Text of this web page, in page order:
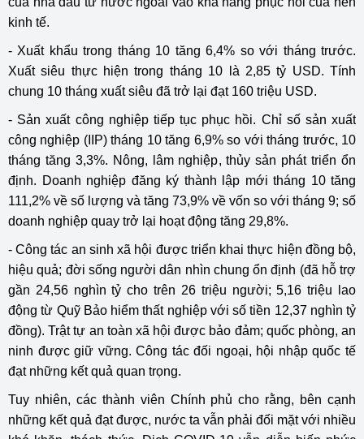
kinh tế.
- Xuất khẩu trong tháng 10 tăng 6,4% so với tháng trước.
Xuất siêu thực hiện trong tháng 10 là 2,85 tỷ USD. Tính
chung 10 tháng xuất siêu đã trở lại đạt 160 triệu USD.
- Sản xuất công nghiệp tiếp tục phục hồi. Chỉ số sản xuất
công nghiệp (IIP) tháng 10 tăng 6,9% so với tháng trước, 10
tháng tăng 3,3%. Nông, lâm nghiệp, thủy sản phát triển ổn
định. Doanh nghiệp đăng ký thành lập mới tháng 10 tăng
111,2% về số lượng và tăng 73,9% về vốn so với tháng 9; số
doanh nghiệp quay trở lại hoạt động tăng 29,8%.
- Công tác an sinh xã hội được triển khai thực hiện đồng bộ,
hiệu quả; đời sống người dân nhìn chung ổn định (đã hỗ trợ
gần 24,56 nghìn tỷ cho trên 26 triệu người; 5,16 triệu lao
động từ Quỹ Bảo hiểm thất nghiệp với số tiền 12,37 nghìn tỷ
đồng). Trật tự an toàn xã hội được bảo đảm; quốc phòng, an
ninh được giữ vững. Công tác đối ngoại, hội nhập quốc tế
đạt những kết quả quan trọng.
Tuy nhiên, các thành viên Chính phủ cho rằng, bên cạnh
những kết quả đạt được, nước ta vẫn phải đối mặt với nhiều